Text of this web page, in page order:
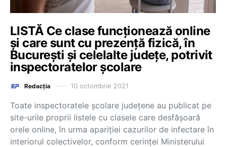
LISTĂ Ce clase funcționează online
și care sunt cu prezență fizică, în
București și celelalte județe, potrivit
inspectoratelor școlare
Redacția 10 octombrie 2021
Toate inspectoratele școlare județene au publicat pe
site-urile proprii listele cu clasele care desfășoară
orele online, în urma apariției cazurilor de infectare în
interiorul colectivelor, conform cerinței Ministerului